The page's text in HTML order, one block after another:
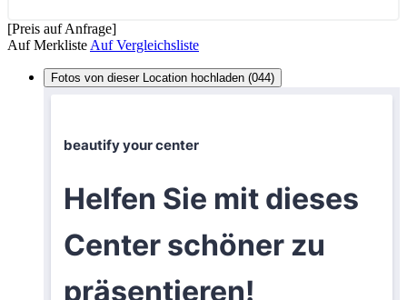
[Preis auf Anfrage]
Auf Merkliste Auf Vergleichsliste
Fotos von dieser Location hochladen (044)